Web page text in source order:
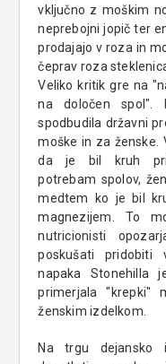
vključno z moškim
neprebojni jopič ter
prodajajo v roza in
čeprav roza
Veliko kritik gre na
na določen spol".
spodbudila državni
moške in za ženske.
da je bil kruh
potrebam spolov,
medtem ko je bil
magnezijem. To
nutricionisti
poskušati pridobiti
napaka Stonehilla
primerjala "krepki"
ženskim izdelkom.
Na trgu dejansko i